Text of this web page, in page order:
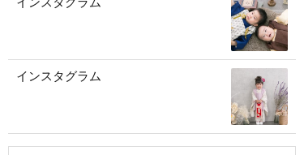
インスタグラム